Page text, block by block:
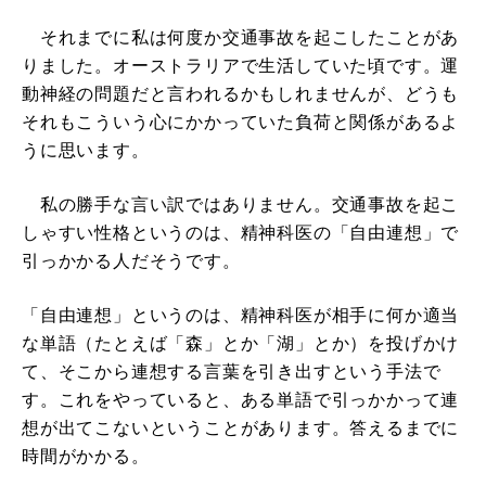
それまでに私は何度か交通事故を起こしたことがあ
りました。オーストラリアで生活していた頃です。運
動神経の問題だと言われるかもしれませんが、どうも
それもこういう心にかかっていた負荷と関係があるよ
うに思います。
私の勝手な言い訳ではありません。交通事故を起こ
しゃすい性格というのは、精神科医の「自由連想」で
引っかかる人だそうです。
「自由連想」というのは、精神科医が相手に何か適当
な単語（たとえば「森」とか「湖」とか）を投げかけ
て、そこから連想する言葉を引き出すという手法で
す。これをやっていると、ある単語で引っかかって連
想が出てこないということがあります。答えるまでに
時間がかかる。